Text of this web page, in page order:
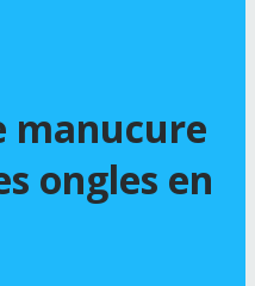
manucure
ongles en